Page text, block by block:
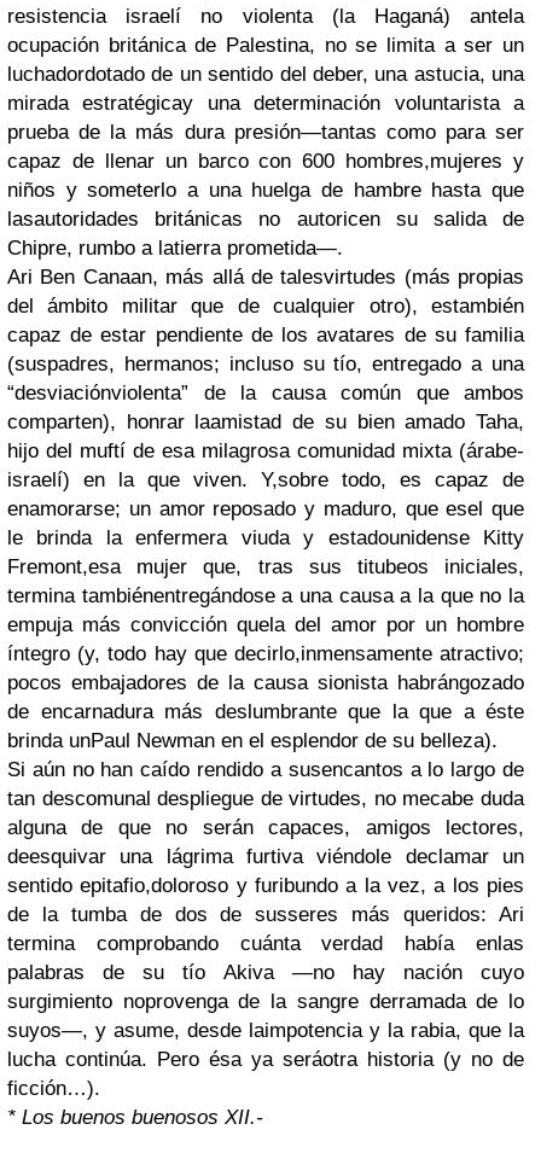
resistencia israelí no violenta (la Haganá) antela
ocupación británica de Palestina, no se limita a ser un
luchadordotado de un sentido del deber, una astucia, una
mirada estratégicay una determinación voluntarista a
prueba de la más dura presión—tantas como para ser
capaz de llenar un barco con 600 hombres,mujeres y
niños y someterlo a una huelga de hambre hasta que
lasautoridades británicas no autoricen su salida de
Chipre, rumbo a latierra prometida—.
Ari Ben Canaan, más allá de talesvirtudes (más propias
del ámbito militar que de cualquier otro), estambién
capaz de estar pendiente de los avatares de su familia
(suspadres, hermanos; incluso su tío, entregado a una
“desviaciónviolenta” de la causa común que ambos
comparten), honrar laamistad de su bien amado Taha,
hijo del muftí de esa milagrosa comunidad mixta (árabe-
israelí) en la que viven. Y,sobre todo, es capaz de
enamorarse; un amor reposado y maduro, que esel que
le brinda la enfermera viuda y estadounidense Kitty
Fremont,esa mujer que, tras sus titubeos iniciales,
termina tambiénentregándose a una causa a la que no la
empuja más convicción quela del amor por un hombre
íntegro (y, todo hay que decirlo,inmensamente atractivo;
pocos embajadores de la causa sionista habrángozado
de encarnadura más deslumbrante que la que a éste
brinda unPaul Newman en el esplendor de su belleza).
Si aún no han caído rendido a susencantos a lo largo de
tan descomunal despliegue de virtudes, no mecabe duda
alguna de que no serán capaces, amigos lectores,
deesquivar una lágrima furtiva viéndole declamar un
sentido epitafio,doloroso y furibundo a la vez, a los pies
de la tumba de dos de susseres más queridos: Ari
termina comprobando cuánta verdad había enlas
palabras de su tío Akiva —no hay nación cuyo
surgimiento noprovenga de la sangre derramada de lo
suyos—, y asume, desde laimpotencia y la rabia, que la
lucha continúa. Pero ésa ya seráotra historia (y no de
ficción…).
* Los buenos buenosos XII.-